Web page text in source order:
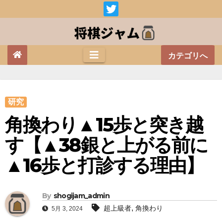
カテゴリへ
研究
角換わり▲15歩と突き越
す【▲38銀と上がる前に
▲16歩と打診する理由】
By shogijam_admin
5月 3, 2024 超上級者, 角換わり